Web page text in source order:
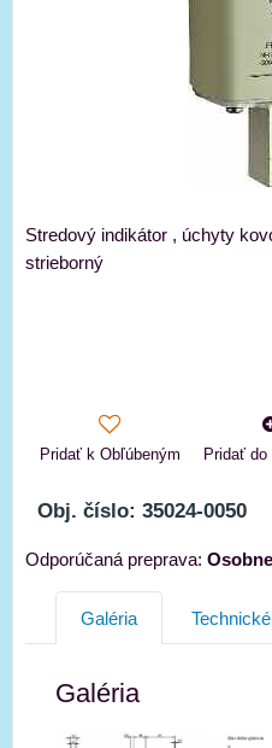
Stredový indikátor , úchyty
strieborný
Pridať k Obľúbeným Pridať
Obj. číslo: 35024-0050
Osobne
Galéria
Galéria